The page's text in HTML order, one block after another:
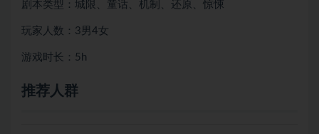
剧本类型：城限、童话、机制、还原、惊悚
玩家人数：3男4女
游戏时长：5h
推荐人群